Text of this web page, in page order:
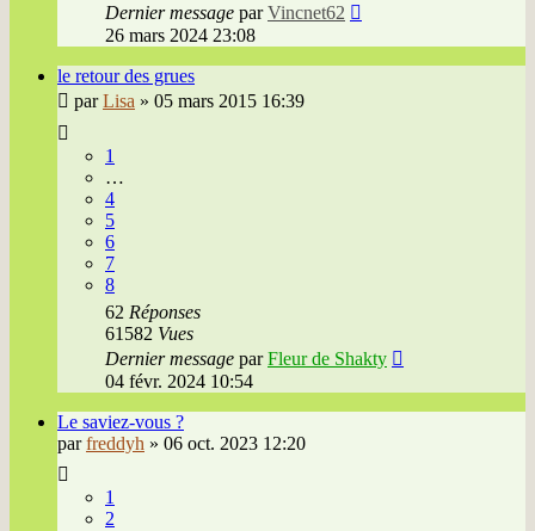
Dernier message parVincnet62
26 mars 2024 23:08
le retour des grues
parLisa » 05 mars 2015 16:39
1
…
4
5
6
7
8
62 Réponses
61582 Vues
Dernier message parFleur de Shakty
04 févr. 2024 10:54
Le saviez-vous ?
parfreddyh » 06 oct. 2023 12:20
1
2